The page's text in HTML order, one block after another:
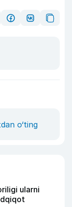
o‘ting
ularni